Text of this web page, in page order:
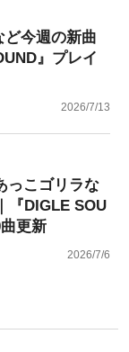
ど今週の新曲
』プレイ
2026/7/13
っこゴリラな
『DIGLE SOU
更新
2026/7/6